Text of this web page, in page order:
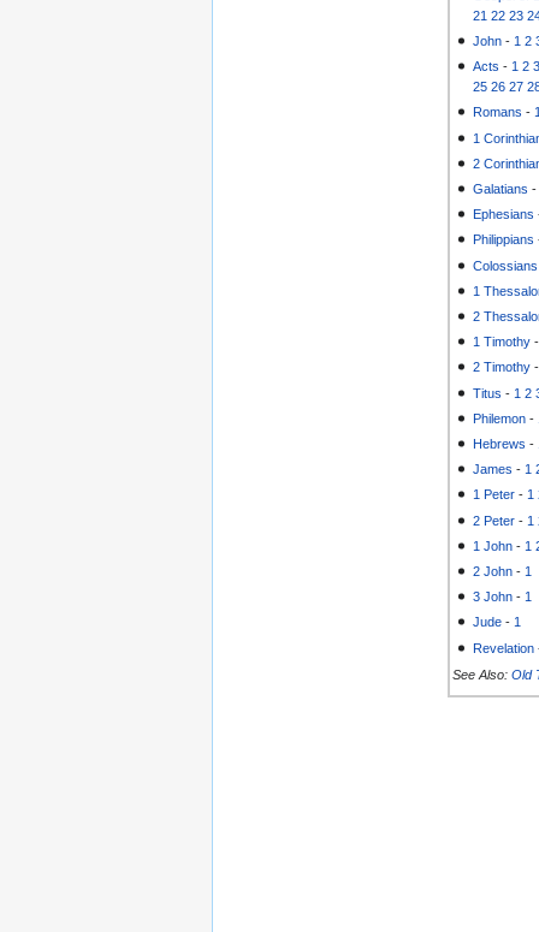
21 22 23
John - 1 2
Acts - 1 2
25 26 27
Romans -
1
2
Galatians
Ephesians
Philippians
Colossians
1
2
1 Timothy
2 Timothy
Titus - 1 2
Philemon -
Hebrews -
James - 1
1 Peter - 1
2 Peter - 1
1 John - 1
2 John - 1
3 John - 1
Jude - 1
Revelation
See Also: Old